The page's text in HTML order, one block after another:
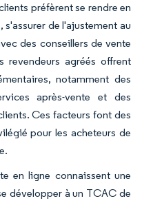
préfèrent se rendre en
de l'ajustement au
des conseillers de vente
revendeurs agréés offrent
notamment des
après-vente et des
Ces facteurs font des
pour les acheteurs de
en ligne connaissent une
développer à un TCAC de